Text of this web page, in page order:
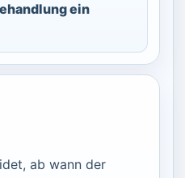
ein
ab wann der